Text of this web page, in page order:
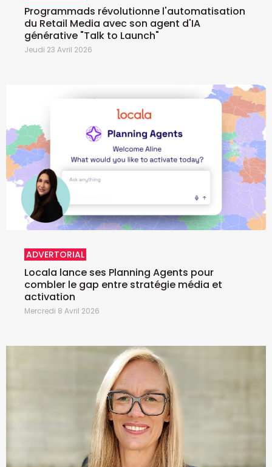
Programmads révolutionne l'automatisation
du Retail Media avec son agent d'IA
générative "Talk to Launch"
Jeudi 23 Avril 2026
ADVERTORIAL
Locala lance ses Planning Agents pour
combler le gap entre stratégie média et
activation
Mercredi 8 Avril 2026